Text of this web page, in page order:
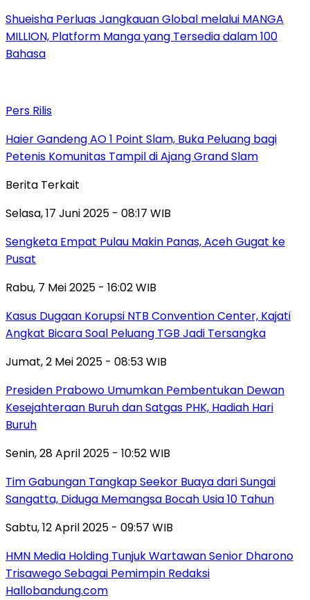
Shueisha Perluas Jangkauan Global melalui MANGA
MILLION, Platform Manga yang Tersedia dalam 100
Bahasa
Pers Rilis
Haier Gandeng AO 1 Point Slam, Buka Peluang bagi
Petenis Komunitas Tampil di Ajang Grand Slam
Berita Terkait
Selasa, 17 Juni 2025 - 08:17 WIB
Sengketa Empat Pulau Makin Panas, Aceh Gugat ke
Pusat
Rabu, 7 Mei 2025 - 16:02 WIB
Kasus Dugaan Korupsi NTB Convention Center, Kajati
Angkat Bicara Soal Peluang TGB Jadi Tersangka
Jumat, 2 Mei 2025 - 08:53 WIB
Presiden Prabowo Umumkan Pembentukan Dewan
Kesejahteraan Buruh dan Satgas PHK, Hadiah Hari
Buruh
Senin, 28 April 2025 - 10:52 WIB
Tim Gabungan Tangkap Seekor Buaya dari Sungai
Sangatta, Diduga Memangsa Bocah Usia 10 Tahun
Sabtu, 12 April 2025 - 09:57 WIB
HMN Media Holding Tunjuk Wartawan Senior Dharono
Trisawego Sebagai Pemimpin Redaksi
Hallobandung.com